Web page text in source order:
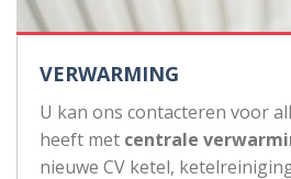
VERWARMING
U kan ons contacteren voor
heeft met centrale
nieuwe CV ketel,